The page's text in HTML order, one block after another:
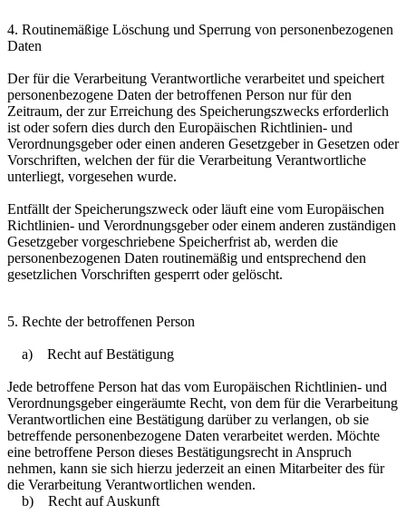
4. Routinemäßige Löschung und Sperrung von personenbezogenen
Daten
Der für die Verarbeitung Verantwortliche verarbeitet und speichert
personenbezogene Daten der betroffenen Person nur für den
Zeitraum, der zur Erreichung des Speicherungszwecks erforderlich
ist oder sofern dies durch den Europäischen Richtlinien- und
Verordnungsgeber oder einen anderen Gesetzgeber in Gesetzen oder
Vorschriften, welchen der für die Verarbeitung Verantwortliche
unterliegt, vorgesehen wurde.
Entfällt der Speicherungszweck oder läuft eine vom Europäischen
Richtlinien- und Verordnungsgeber oder einem anderen zuständigen
Gesetzgeber vorgeschriebene Speicherfrist ab, werden die
personenbezogenen Daten routinemäßig und entsprechend den
gesetzlichen Vorschriften gesperrt oder gelöscht.
5. Rechte der betroffenen Person
a) Recht auf Bestätigung
Jede betroffene Person hat das vom Europäischen Richtlinien- und
Verordnungsgeber eingeräumte Recht, von dem für die Verarbeitung
Verantwortlichen eine Bestätigung darüber zu verlangen, ob sie
betreffende personenbezogene Daten verarbeitet werden. Möchte
eine betroffene Person dieses Bestätigungsrecht in Anspruch
nehmen, kann sie sich hierzu jederzeit an einen Mitarbeiter des für
die Verarbeitung Verantwortlichen wenden.
b) Recht auf Auskunft